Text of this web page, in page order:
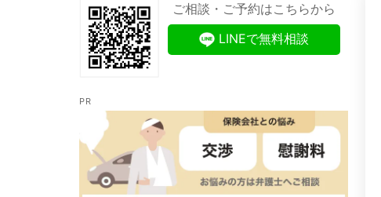
ご相談・ご予約はこちらから
LINEで無料相談